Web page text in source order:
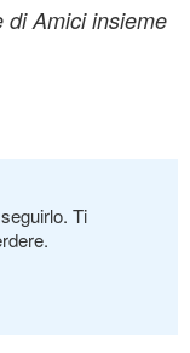
di Amici insieme
Ti